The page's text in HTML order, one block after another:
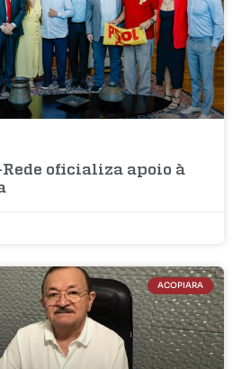
Rede oficializa apoio à
ACOPIARA